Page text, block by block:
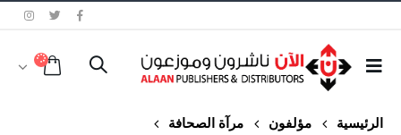
الرئيسية مؤلفون
مرآة الصحافة